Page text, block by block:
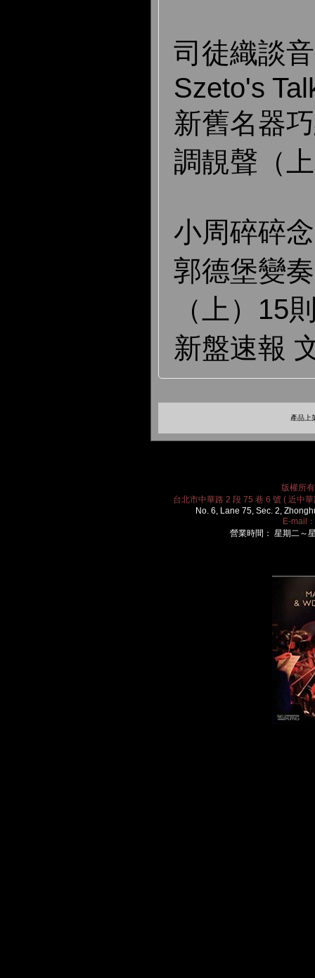
司徒織談
Szeto's
新舊名器
調靚聲（
小周碎碎
郭德堡變
（上）15
新盤速報
產品上
版權所
台北市中華路 2 段 75 巷 6 號 ( 近中
No. 6, Lane 75, Sec. 2,
E-mail：
營業時間： 星期二～